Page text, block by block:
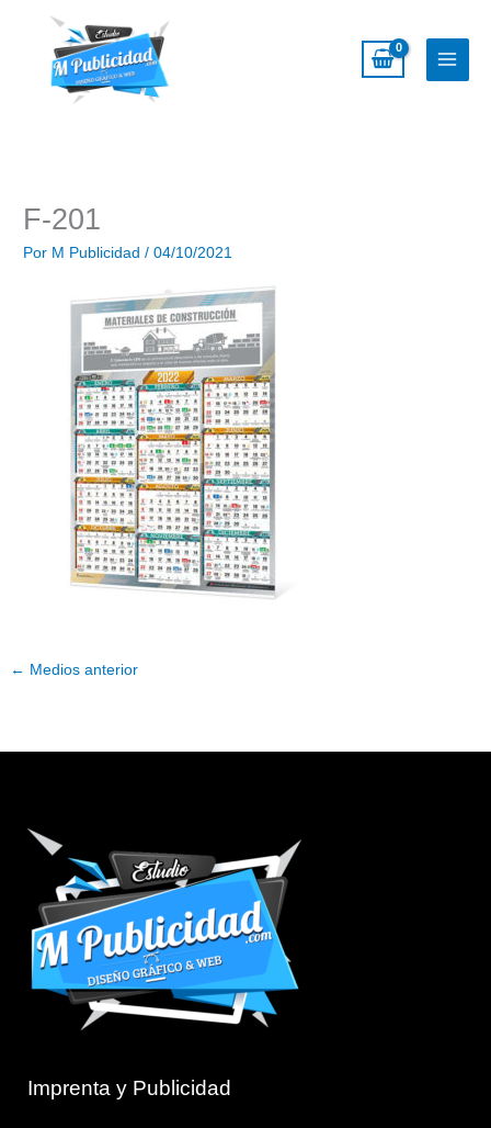
contenido
F-201
Por M Publicidad/04/10/2021
← Medios anterior
Imprenta y Publicidad